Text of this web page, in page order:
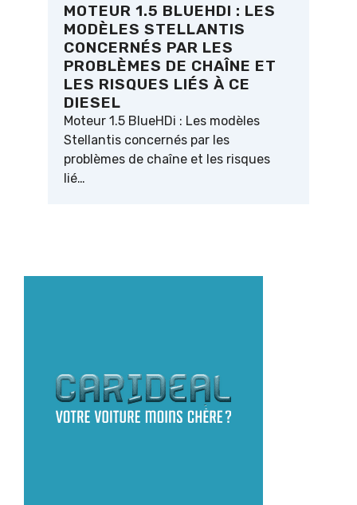
MOTEUR 1.5 BLUEHDI : LES
MODÈLES STELLANTIS
CONCERNÉS PAR LES
PROBLÈMES DE CHAÎNE ET
LES RISQUES LIÉS À CE
DIESEL
Moteur 1.5 BlueHDi : Les modèles
Stellantis concernés par les
problèmes de chaîne et les risques
lié…